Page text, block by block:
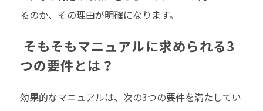
るのか、その理由が明確になります。
そもそもマニュアルに求められる3
つの要件とは？
効果的なマニュアルは、次の3つの要件を満たしてい